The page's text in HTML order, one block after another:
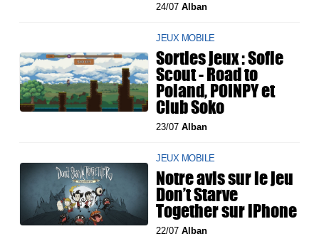
24/07Alban
JEUX MOBILE
Sorties jeux : Sofie
Scout - Road to
Poland, POINPY et
Club Soko
23/07Alban
JEUX MOBILE
Notre avis sur le jeu
Don’t Starve
Together sur iPhone
22/07Alban